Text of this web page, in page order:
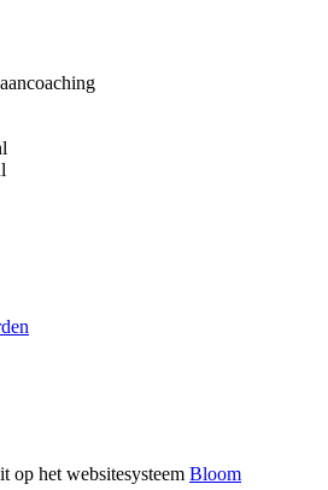
op het websitesysteem Bloom